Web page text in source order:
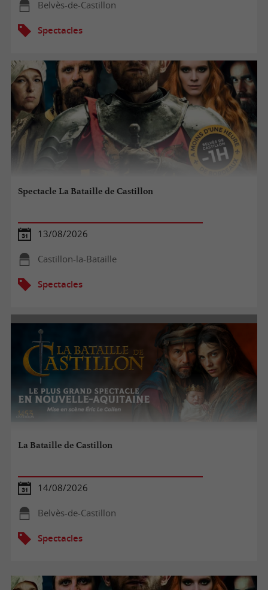
Belvès-de-Castillon
Spectacles
Spectacle La Bataille de Castillon
13/08/2026
Castillon-la-Bataille
Spectacles
La Bataille de Castillon
14/08/2026
Belvès-de-Castillon
Spectacles